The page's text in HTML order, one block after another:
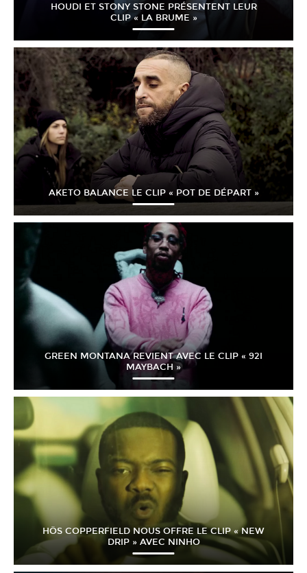
HOUDI ET STONY STONE PRÉSENTENT LEUR
CLIP « LA BRUME »
AKETO BALANCE LE CLIP « POT DE DÉPART »
GREEN MONTANA REVIENT AVEC LE CLIP « 92I
MAYBACH »
HÖS COPPERFIELD NOUS OFFRE LE CLIP « NEW
DRIP » AVEC NINHO